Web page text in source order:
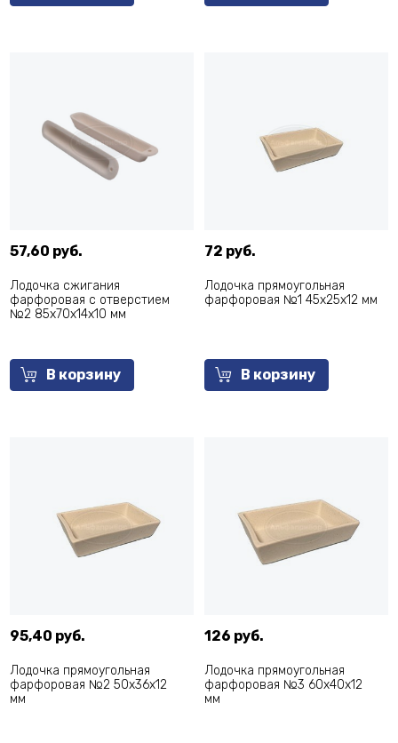
57,60 руб.
Лодочка сжигания
фарфоровая с отверстием
№2 85х70х14х10 мм
В корзину
72 руб.
Лодочка прямоугольная
фарфоровая №1 45х25х12 мм
В корзину
95,40 руб.
Лодочка прямоугольная
фарфоровая №2 50х36х12
мм
126 руб.
Лодочка прямоугольная
фарфоровая №3 60х40х12
мм